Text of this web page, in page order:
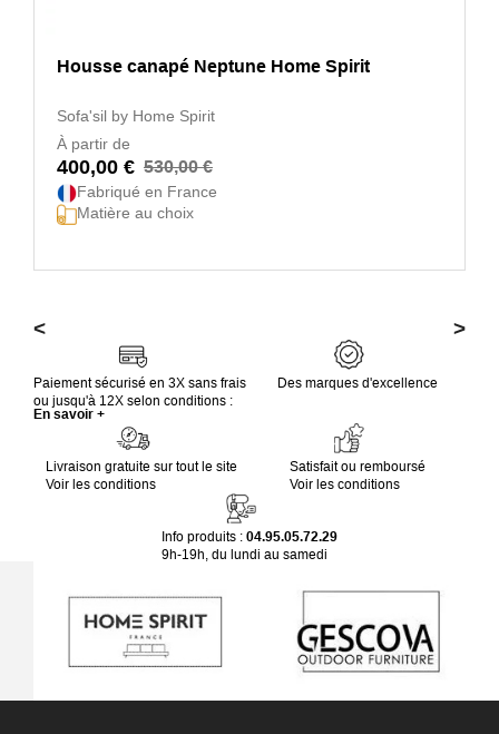
Housse canapé Neptune Home Spirit
Sofa'sil by Home Spirit
À partir de
400,00 € 530,00 €
Fabriqué en France
Matière au choix
< >
Paiement sécurisé en 3X sans frais
ou jusqu'à 12X selon conditions :
En savoir +
Des marques d'excellence
Livraison gratuite sur tout le site
Voir les conditions
Satisfait ou remboursé
Voir les conditions
Info produits : 04.95.05.72.29
9h-19h, du lundi au samedi